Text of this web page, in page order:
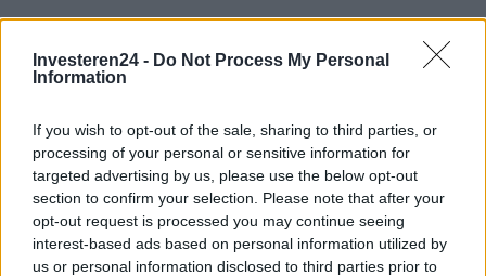
Investeren24 - Do Not Process My Personal
Information
If you wish to opt-out of the sale, sharing to third parties, or
processing of your personal or sensitive information for
targeted advertising by us, please use the below opt-out
section to confirm your selection. Please note that after your
opt-out request is processed you may continue seeing
interest-based ads based on personal information utilized by
us or personal information disclosed to third parties prior to
Verder lezen
CRYPTOVALUTA